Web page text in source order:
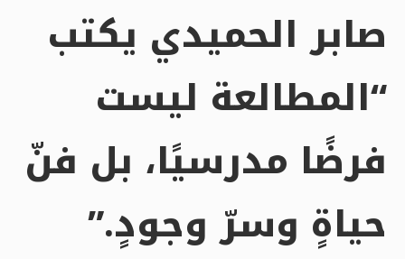
صابر الحميدي يكتب
“المطالعة ليست
فرضًا مدرسيًا، بل فنّ
حياةٍ وسرّ وجودٍ.”